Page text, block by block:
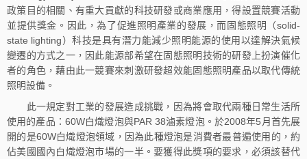
政策目的相關、有重大貢獻的科技研發或商業應用，得設置競賽活動
並提供獎金。因此，為了促進照明產業的發展，而固態照明（solid-
state lighting）科技是具有潛力能減少照明能源的使用以達解決氣候
變遷的方式之一，因此能源部希望在固態照明技術的研發上扮演催化
者的角色，藉由此一競賽來刺激研發超效能固態照明產品以取代傳統
照明設備。
此一規定對工業的發展造成挑戰，因為將會取代兩種日常生活所
使用的產品：60W白熾燈泡與PAR 38滷素燈泡。於2008年5月首先展
開的是60W白熾燈泡領域，因為此種燈泡是消費者最普遍使用的，約
佔美國國內白熾燈泡市場的一半。要獲得此獎項的要求，必須該替代